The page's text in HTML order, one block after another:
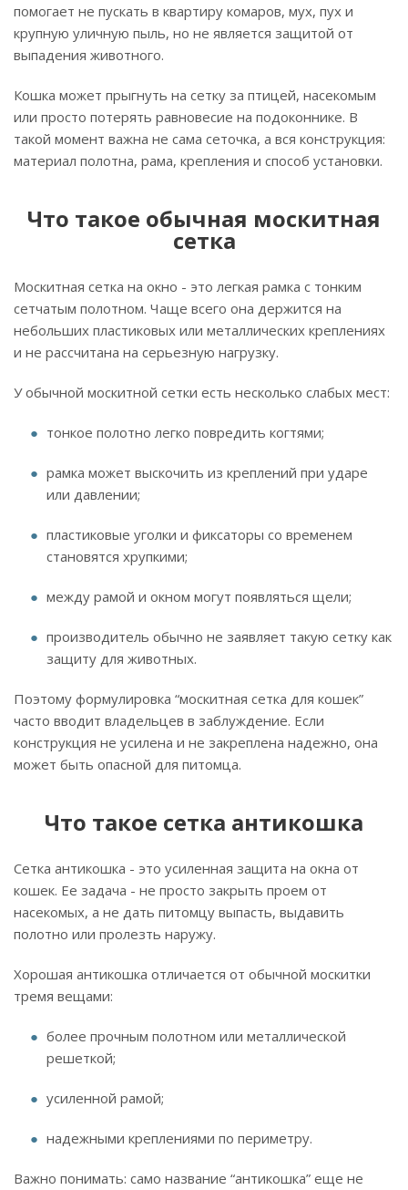
помогает не пускать в квартиру комаров, мух, пух и
крупную уличную пыль, но не является защитой от
выпадения животного.
Кошка может прыгнуть на сетку за птицей, насекомым
или просто потерять равновесие на подоконнике. В
такой момент важна не сама сеточка, а вся конструкция:
материал полотна, рама, крепления и способ установки.
Что такое обычная москитная
сетка
Москитная сетка на окно - это легкая рамка с тонким
сетчатым полотном. Чаще всего она держится на
небольших пластиковых или металлических креплениях
и не рассчитана на серьезную нагрузку.
У обычной москитной сетки есть несколько слабых мест:
тонкое полотно легко повредить когтями;
рамка может выскочить из креплений при ударе
или давлении;
пластиковые уголки и фиксаторы со временем
становятся хрупкими;
между рамой и окном могут появляться щели;
производитель обычно не заявляет такую сетку как
защиту для животных.
Поэтому формулировка “москитная сетка для кошек”
часто вводит владельцев в заблуждение. Если
конструкция не усилена и не закреплена надежно, она
может быть опасной для питомца.
Что такое сетка антикошка
Сетка антикошка - это усиленная защита на окна от
кошек. Ее задача - не просто закрыть проем от
насекомых, а не дать питомцу выпасть, выдавить
полотно или пролезть наружу.
Хорошая антикошка отличается от обычной москитки
тремя вещами:
более прочным полотном или металлической
решеткой;
усиленной рамой;
надежными креплениями по периметру.
Важно понимать: само название “антикошка” еще не